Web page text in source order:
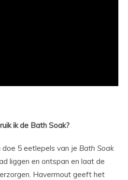
ik de Bath Soak?
5 eetlepels van je Bath Soak
liggen en ontspan en laat de
Havermout geeft het